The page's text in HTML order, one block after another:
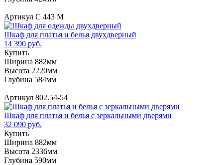
Артикул С 443 М
Шкаф для платья и белья двухдверный
14 390 руб.
Купить
Ширина 882мм
Высота 2220мм
Глубина 584мм
Артикул 802.54-54
Шкаф для платья и белья с зеркальными дверями
32 090 руб.
Купить
Ширина 882мм
Высота 2336мм
Глубина 590мм